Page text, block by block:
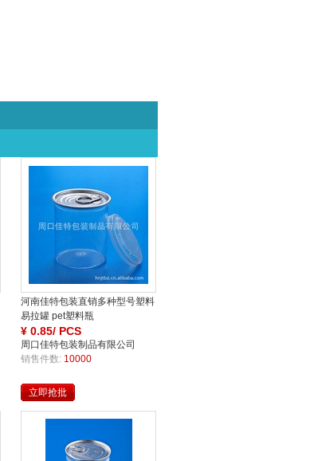
河南佳特包装直销多种型号塑料
易拉罐 pet塑料瓶
¥ 0.85/ PCS
周口佳特包装制品有限公司
销售件数: 10000
立即抢批